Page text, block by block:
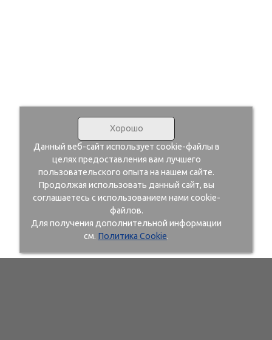
Хорошо
Данный веб-сайт использует cookie-файлы в
целях предоставления вам лучшего
пользовательского опыта на нашем сайте.
Продолжая использовать данный сайт, вы
соглашаетесь с использованием нами cookie-
файлов.
Для получения дополнительной информации
см. Политика Cookie.